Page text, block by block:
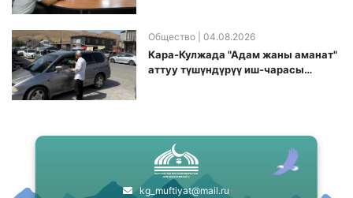
Общество | 04.08.2026
Кара-Кулжада "Адам жаны аманат"
аттуу түшүндүрүү иш-чарасы
kg_muftiyat@mail.ru